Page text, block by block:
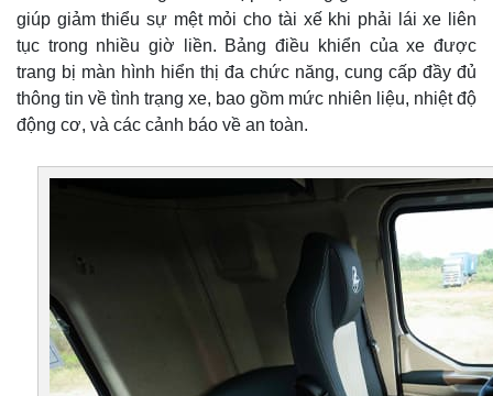
giúp giảm thiểu sự mệt mỏi cho tài xế khi phải lái xe liên
tục trong nhiều giờ liền. Bảng điều khiển của xe được
trang bị màn hình hiển thị đa chức năng, cung cấp đầy đủ
thông tin về tình trạng xe, bao gồm mức nhiên liệu, nhiệt độ
động cơ, và các cảnh báo về an toàn.